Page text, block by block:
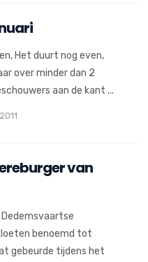
Het duurt nog even,
over minder dan 2
aan de kant ...
van
Dedemsvaartse
benoemd tot
gebeurde tijdens het